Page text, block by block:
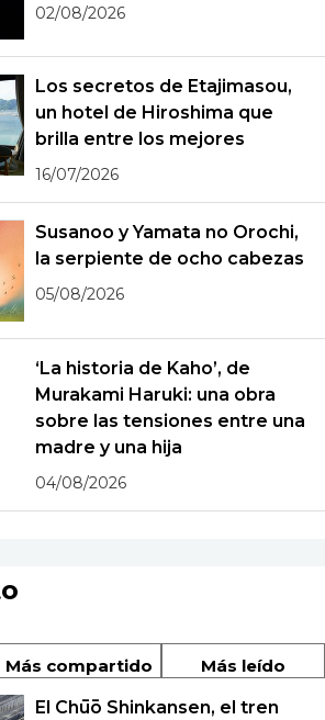
02/08/2026
Los secretos de Etajimasou,
un hotel de Hiroshima que
brilla entre los mejores
16/07/2026
Susanoo y Yamata no Orochi,
la serpiente de ocho cabezas
05/08/2026
‘La historia de Kaho’, de
Murakami Haruki: una obra
sobre las tensiones entre una
madre y una hija
04/08/2026
Más compartido Más leído
El Chūō Shinkansen, el tren